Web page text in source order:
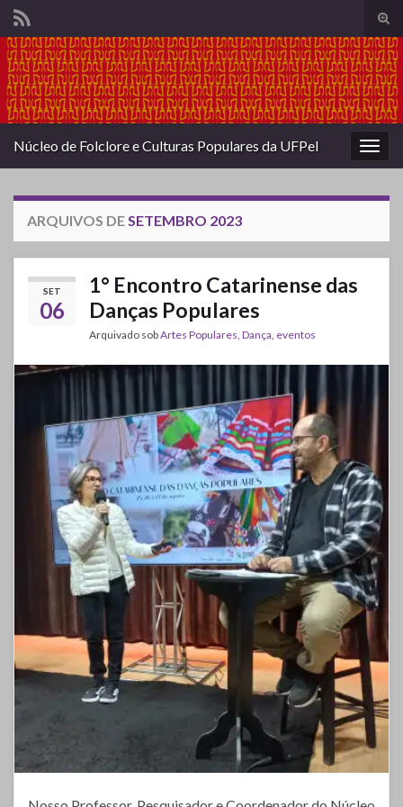
de
Search for:
Núcleo de Folclore e Culturas Populares da UFPel
ARQUIVOS DE SETEMBRO 2023
SET
06
1° Encontro Catarinense das
Danças Populares
Arquivado sobArtes Populares Dança eventos